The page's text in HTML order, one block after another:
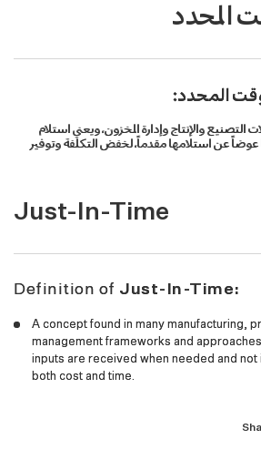
Just-In-Time
Definition of Just-In-Time:
A concept found in many manufacturing,
management frameworks and
inputs are received when needed and not
both cost and time.
المحدد
المحدد:
والإنتاج وإدارة المخزون، ويعني استلام
عوضاً عن استلامها مقدماً، لخفض التكلفة وتوفير